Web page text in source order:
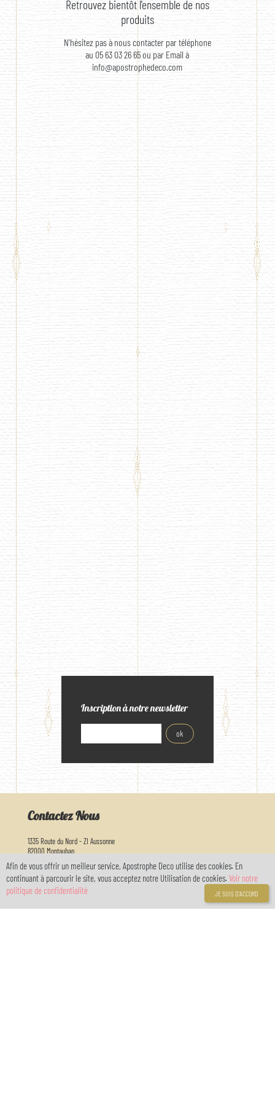
Retrouvez bientôt l'ensemble de nos
produits
N'hésitez pas à nous contacter par téléphone
au 05 63 03 26 65 ou par Email à
info@apostrophedeco.com
Inscription à notre newsletter
Contactez Nous
1335 Route du Nord - ZI Aussonne
82000 Montauban
Horaire d'ouverture :
Nous vous accueillons du lundi au samedi de 9h30 à 12h30 et de 13h30 à 18h30
05 63 03 26 65
Afin de vous offrir un meilleur service, Apostrophe Deco utilise des cookies. En
continuant à parcourir le site, vous acceptez notre Utilisation de cookies. Voir notre
politique de confidentialité
JE SUIS D'ACCORD